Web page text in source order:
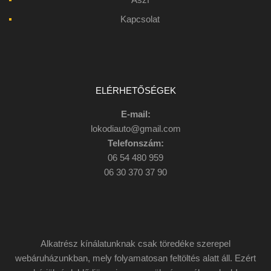
Kapcsolat
ELÉRHETŐSÉGEK
E-mail:
lokodiauto@gmail.com
Telefonszám:
06 54 480 959
06 30 370 37 90
Alkatrész kínálatunknak csak töredéke szerepel
webáruházunkban, mely folyamatosan feltöltés alatt áll. Ezért